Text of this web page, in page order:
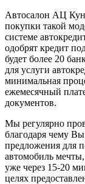
Автосалон АЦ
покупки такой
системе
одобрят кредит
будет более 20
для услуги
минимальная
ежемесячный
документов.
Мы регулярно
благодаря чему
предложения для
автомобиль мечты,
уже через 15-20
целях